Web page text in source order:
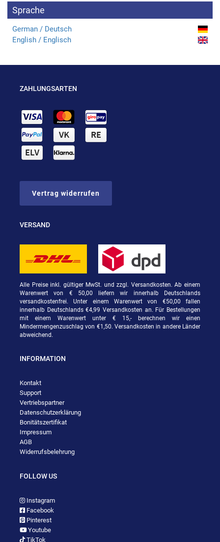
Sprache
German / Deutsch
English / Englisch
ZAHLUNGSARTEN
Vertrag widerrufen
VERSAND
Alle Preise inkl. gültiger MwSt. und zzgl. Versandkosten. Ab einem
Warenwert von € 50,00 liefern wir innerhalb Deutschlands
versandkostenfrei. Unter einem Warenwert von €50,00 fallen
innerhalb Deutschlands €4,99 Versandkosten an. Für Bestellungen
mit einem Warenwert unter € 15,- berechnen wir einen
Mindermengenzuschlag von €1,50. Versandkosten in andere Länder
abweichend.
INFORMATION
Kontakt
Support
Vertriebspartner
Datenschutzerklärung
Bonitätszertifikat
Impressum
AGB
Widerrufsbelehrung
FOLLOW US
Instagram
Facebook
Pinterest
Youtube
TikTok